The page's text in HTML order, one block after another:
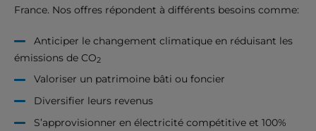
France. Nos offres répondent à différents besoins comme:
Anticiper le changement climatique en réduisant les
émissions de CO2
Valoriser un patrimoine bâti ou foncier
Diversifier leurs revenus
S’approvisionner en électricité compétitive et 100%